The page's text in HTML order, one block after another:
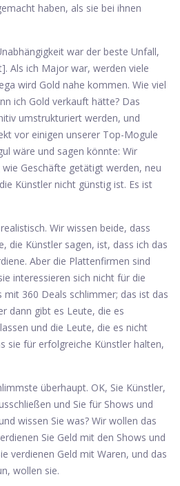
haben, als sie bei ihnen
war der beste Unfall,
Als ich Major war, werden viele
wird Gold nahe kommen. Wie viel
ich Gold verkauft hätte? Das
umstrukturiert werden, und
vor einigen unserer Top-Mogule
wäre und sagen könnte: Wir
Geschäfte getätigt werden, neu
Künstler nicht günstig ist. Es ist
Wir wissen beide, dass
die Künstler sagen, ist, dass ich das
Aber die Plattenfirmen sind
interessieren sich nicht für die
mit 360 Deals schlimmer; das ist das
dann gibt es Leute, die es
und die Leute, die es nicht
sie für erfolgreiche Künstler halten,
überhaupt. OK, Sie Künstler,
und Sie für Shows und
wissen Sie was? Wir wollen das
Sie Geld mit den Shows und
verdienen Geld mit Waren, und das
wollen sie.